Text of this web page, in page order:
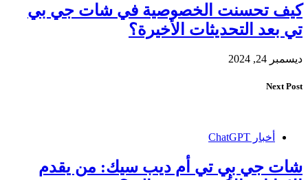
كيف تحسنت الخصوصية في شات جي بي
تي بعد التحديثات الأخيرة؟
ديسمبر 24, 2024
Next Post
أخبار ChatGPT
شات جي بي تي أم ديب سيك: من يقدم